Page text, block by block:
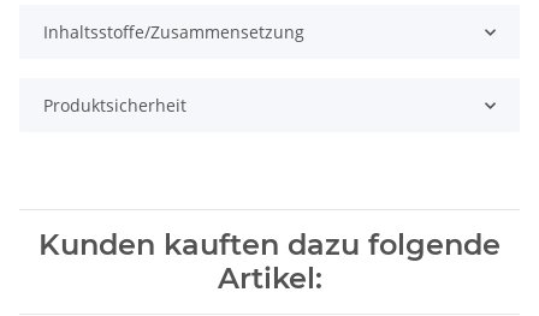
Inhaltsstoffe/Zusammensetzung
Produktsicherheit
Kunden kauften dazu folgende
Artikel: